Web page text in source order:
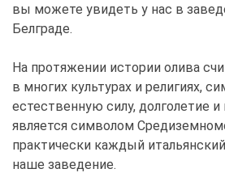
вы можете увидеть у нас в
Белграде.
На протяжении истории олива
в многих культурах и религиях,
естественную силу, долголетие и
является символом
практически каждый
наше заведение.